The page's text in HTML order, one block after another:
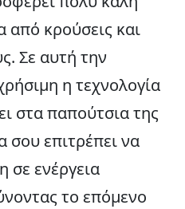
κρούσεις και
Σε αυτή την
η τεχνολογία
στα παπούτσια της
σου επιτρέπει να
σε ενέργεια
το επόμενο